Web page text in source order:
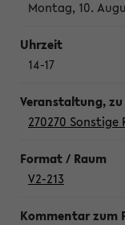
Montag, 10.
14-17
270270
V2-213